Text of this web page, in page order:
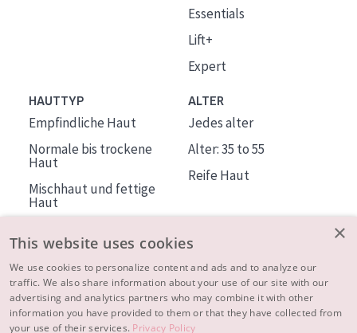
Essentials
Lift+
Expert
HAUTTYP
Empfindliche Haut
Normale bis trockene
Haut
Mischhaut und fettige
Haut
Haut
ALTER
Jedes alter
Alter: 35 to 55
Reife Haut
ÜBER DIADERMINE
Mehr über uns
×
This website uses cookies
We use cookies to personalize content and ads and to analyze our
traffic. We also share information about your use of our site with our
advertising and analytics partners who may combine it with other
information you have provided to them or that they have collected from
your use of their services. Privacy Policy